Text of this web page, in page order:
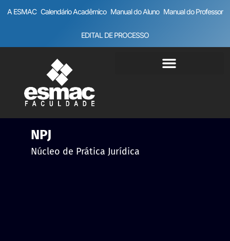
A ESMAC Calendário Acadêmico Manual do Aluno Manual do Professor
EDITAL DE PROCESSO
NPJ
Núcleo de Prática Jurídica